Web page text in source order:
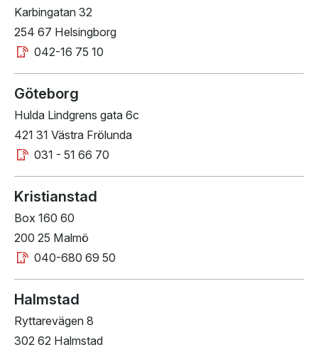
Karbingatan 32
254 67 Helsingborg
042-16 75 10
Göteborg
Hulda Lindgrens gata 6c
421 31 Västra Frölunda
031 - 51 66 70
Kristianstad
Box 160 60
200 25 Malmö
040-680 69 50
Halmstad
Ryttarevägen 8
302 62 Halmstad